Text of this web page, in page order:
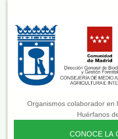
Organismos colaborador en
Huérfanos
CONOCE LA